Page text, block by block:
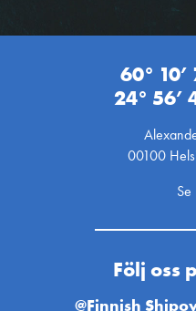
60° 10’
24° 56’
00100
Se
Följ oss
@Finnish